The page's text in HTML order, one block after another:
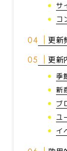
サ
コ
更新
更新
季
新
ブ
ユ
イ